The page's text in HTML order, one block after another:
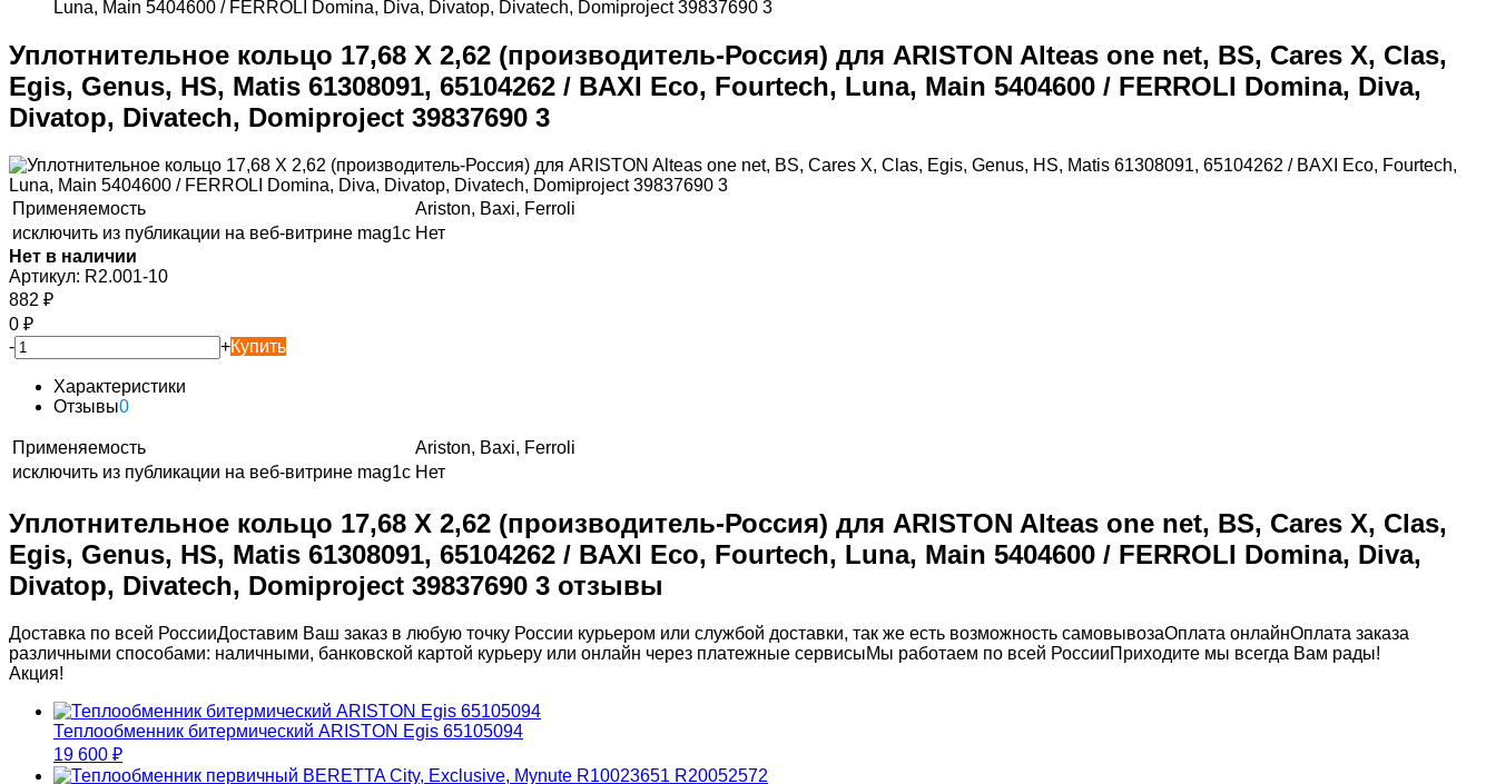
Luna, Main 5404600 / FERROLI Domina, Diva, Divatop, Divatech, Domiproject 39837690 3
Уплотнительное кольцо 17,68 Х 2,62 (производитель-Россия) для ARISTON Alteas one net, BS, Cares X, Clas,
Egis, Genus, HS, Matis 61308091, 65104262 / BAXI Eco, Fourtech, Luna, Main 5404600 / FERROLI Domina, Diva,
Divatop, Divatech, Domiproject 39837690 3
Применяемость
Ariston, Baxi, Ferroli
исключить из публикации на веб-витрине mag1c Нет
Нет в наличии
Артикул: R2.001-10
882 ₽
0 ₽
-
+Купить
Характеристики
Отзывы0
Применяемость
Ariston, Baxi, Ferroli
исключить из публикации на веб-витрине mag1c Нет
Уплотнительное кольцо 17,68 Х 2,62 (производитель-Россия) для ARISTON Alteas one net, BS, Cares X, Clas,
Egis, Genus, HS, Matis 61308091, 65104262 / BAXI Eco, Fourtech, Luna, Main 5404600 / FERROLI Domina, Diva,
Divatop, Divatech, Domiproject 39837690 3 отзывы
Доставка по всей РоссииДоставим Ваш заказ в любую точку России курьером или службой доставки, так же есть возможность самовывозаОплата онлайнОплата заказа
различными способами: наличными, банковской картой курьеру или онлайн через платежные сервисыМы работаем по всей РоссииПриходите мы всегда Вам рады!
Акция!
Теплообменник битермический ARISTON Egis 65105094
19 600 ₽